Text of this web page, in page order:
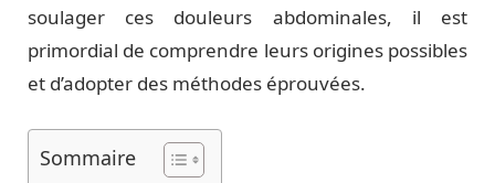
soulager ces douleurs abdominales, il est
primordial de comprendre leurs origines possibles
et d’adopter des méthodes éprouvées.
Sommaire